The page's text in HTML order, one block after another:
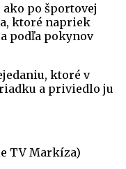
ako po športovej
ktoré napriek
podľa pokynov
ktoré v
a priviedlo ju
TV Markíza)